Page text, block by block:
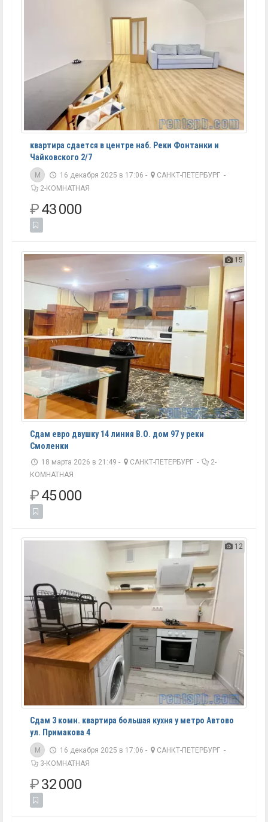
квартира сдается в центре наб. Реки Фонтанки и
Чайковского 2/7
M 16 декабря 2025 в 17:06 - САНКТ-ПЕТЕРБУРГ -
2-КОМНАТНАЯ
₽43 000
15
Сдам евро двушку 14 линия В.О. дом 97 у реки
Смоленки
18 марта 2026 в 21:49 - САНКТ-ПЕТЕРБУРГ -
2-
КОМНАТНАЯ
₽45 000
12
Сдам 3 комн. квартира большая кухня у метро Автово
ул. Примакова 4
M 16 декабря 2025 в 17:06 - САНКТ-ПЕТЕРБУРГ -
3-КОМНАТНАЯ
₽32 000